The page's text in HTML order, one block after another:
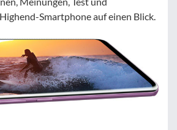
Smartphone auf einen Blick.